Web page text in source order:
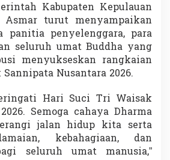
Kabupaten Kepulauan
turut menyampaikan
panitia penyelenggara, para
seluruh umat Buddha yang
menyukseskan rangkaian
Nusantara 2026.
Hari Suci Tri Waisak
Semoga cahaya Dharma
jalan hidup kita serta
kebahagiaan, dan
seluruh umat manusia,”